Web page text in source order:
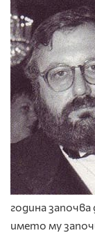
година
името му